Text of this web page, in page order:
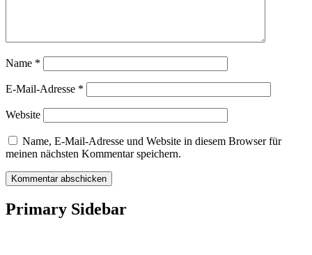
Name *
E-Mail-Adresse *
Website
Name, E-Mail-Adresse und Website in diesem Browser für
meinen nächsten Kommentar speichern.
Primary Sidebar